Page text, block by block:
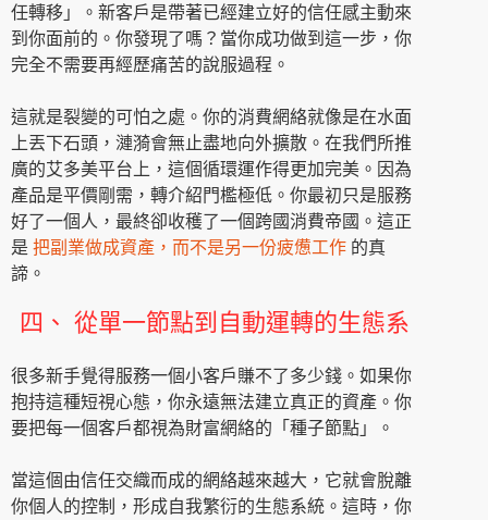
任轉移」。新客戶是帶著已經建立好的信任感主動來
到你面前的。你發現了嗎？當你成功做到這一步，你
完全不需要再經歷痛苦的說服過程。
這就是裂變的可怕之處。你的消費網絡就像是在水面
上丟下石頭，漣漪會無止盡地向外擴散。在我們所推
廣的艾多美平台上，這個循環運作得更加完美。因為
產品是平價剛需，轉介紹門檻極低。你最初只是服務
好了一個人，最終卻收穫了一個跨國消費帝國。這正
是 把副業做成資產，而不是另一份疲憊工作 的真
諦。
四、 從單一節點到自動運轉的生態系
很多新手覺得服務一個小客戶賺不了多少錢。如果你
抱持這種短視心態，你永遠無法建立真正的資產。你
要把每一個客戶都視為財富網絡的「種子節點」。
當這個由信任交織而成的網絡越來越大，它就會脫離
你個人的控制，形成自我繁衍的生態系統。這時，你